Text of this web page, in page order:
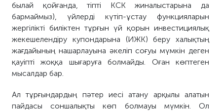
былай қойғанда, тіпті КСК жиналыстарына да
бармаймыз), үйлерді күтіп-ұстау функцияларын
жергілікті биліктен тұрғын үй қорын инвестициялық
жекешелендіру купондарына (ИЖК) беру халықтың
жағдайының нашарлауына әкеліп соғуы мүмкін деген
қауіпті жоққа шығаруға болмайды. Оған көптеген
мысалдар бар.
Ал тұрғындардың пәтер иесі атану арқылы алатын
пайдасы соншалықты көп болмауы мүмкін. Ол